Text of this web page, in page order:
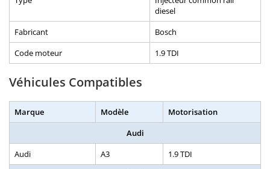
diesel
Fabricant
Bosch
Code moteur
1.9 TDI
Véhicules Compatibles
Marque Modèle
Motorisation
Audi
Audi
A3
1.9 TDI